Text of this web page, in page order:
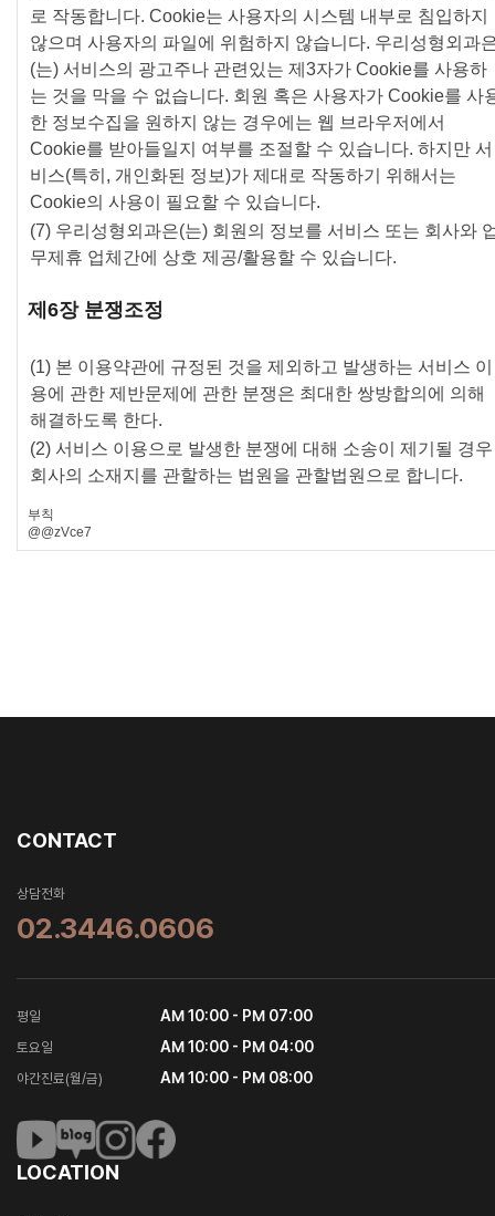
로 작동합니다. Cookie는 사용자의 시스템 내부로 침입하지
않으며 사용자의 파일에 위험하지 않습니다. 우리성형외과
(는) 서비스의 광고주나 관련있는 제3자가 Cookie를 사용하
는 것을 막을 수 없습니다. 회원 혹은 사용자가 Cookie를 사
한 정보수집을 원하지 않는 경우에는 웹 브라우저에서
Cookie를 받아들일지 여부를 조절할 수 있습니다. 하지만 서
비스(특히, 개인화된 정보)가 제대로 작동하기 위해서는
Cookie의 사용이 필요할 수 있습니다.
(7) 우리성형외과은(는) 회원의 정보를 서비스 또는 회사와
무제휴 업체간에 상호 제공/활용할 수 있습니다.
제6장 분쟁조정
(1) 본 이용약관에 규정된 것을 제외하고 발생하는 서비스 이
용에 관한 제반문제에 관한 분쟁은 최대한 쌍방합의에 의해
해결하도록 한다.
(2) 서비스 이용으로 발생한 분쟁에 대해 소송이 제기될 경우
회사의 소재지를 관할하는 법원을 관할법원으로 합니다.
부칙
@@zVce7
CONTACT
상담전화
02.3446.0606
평일 AM 10:00 - PM 07:00
토요일 AM 10:00 - PM 04:00
야간진료(월/금) AM 10:00 - PM 08:00
LOCATION